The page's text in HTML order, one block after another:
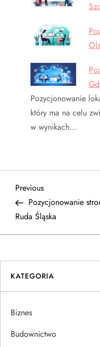
Pozycjonowanie
który ma na celu
w wynikach…
N
a
w
i
g
a
c
Previous
Post
Previous
Pozycjonowanie
Ruda Śląska
KATEGORIA
Biznes
Budownictwo